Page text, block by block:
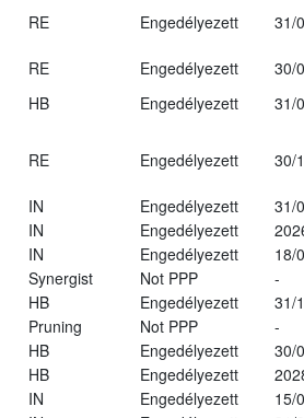
RE Engedélyezett 31/
RE Engedélyezett
30/
HB Engedélyezett
31/
RE Engedélyezett 30/
IN Engedélyezett
31/
IN Engedélyezett
IN Engedélyezett
18/
Synergist Not PPP
-
HB Engedélyezett
31/
Pruning Not PPP
-
HB Engedélyezett
30/
HB Engedélyezett
IN Engedélyezett
15/